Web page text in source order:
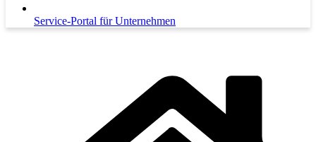
Service-Portal für Unternehmen